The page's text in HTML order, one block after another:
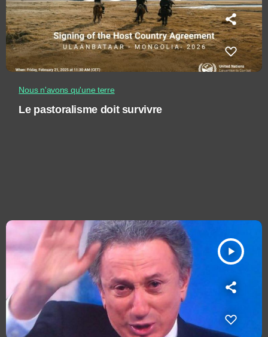
Nous n'avons qu'une terre
Le pastoralisme doit survivre
play_arrow